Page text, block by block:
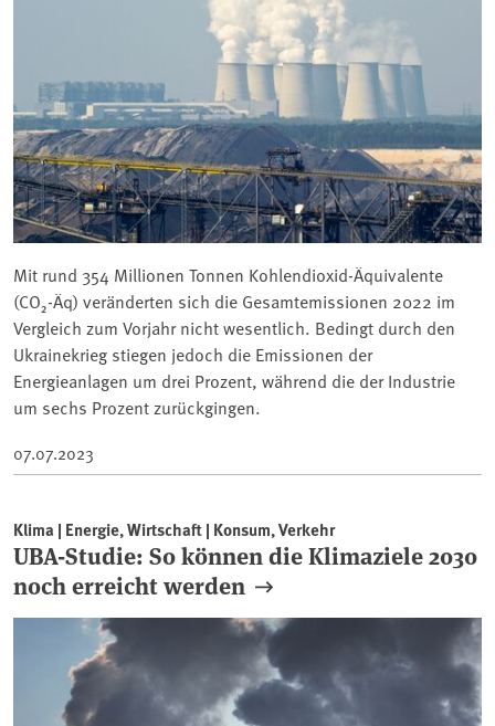
Mit rund 354 Millionen Tonnen Kohlendioxid-Äquivalente
(CO₂-Äq) veränderten sich die Gesamtemissionen 2022 im
Vergleich zum Vorjahr nicht wesentlich. Bedingt durch den
Ukrainekrieg stiegen jedoch die Emissionen der
Energieanlagen um drei Prozent, während die der Industrie
um sechs Prozent zurückgingen.
07.07.2023
Klima | Energie, Wirtschaft | Konsum, Verkehr
UBA-Studie: So können die Klimaziele 2030
noch erreicht werden